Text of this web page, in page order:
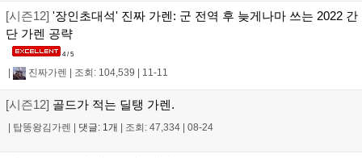
[시즌12] '장인초대석' 진짜 가렌: 군 전역 후 늦게나마 쓰는 2022 간
단 가렌 공략
4 / 5
| 진짜가렌 | 조회: 104,539 | 11-11
[시즌12] 골드가 적는 딜탱 가렌.
| 탑똥왕김가렌 | 댓글: 1개 | 조회: 47,334 | 08-24